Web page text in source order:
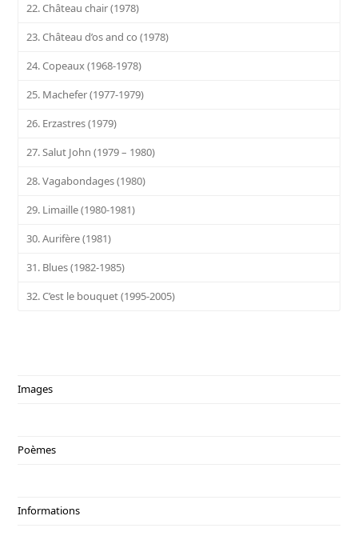
22. Château chair (1978)
23. Château d’os and co (1978)
24. Copeaux (1968-1978)
25. Machefer (1977-1979)
26. Erzastres (1979)
27. Salut John (1979 – 1980)
28. Vagabondages (1980)
29. Limaille (1980-1981)
30. Aurifère (1981)
31. Blues (1982-1985)
32. C’est le bouquet (1995-2005)
Images
Poèmes
Informations